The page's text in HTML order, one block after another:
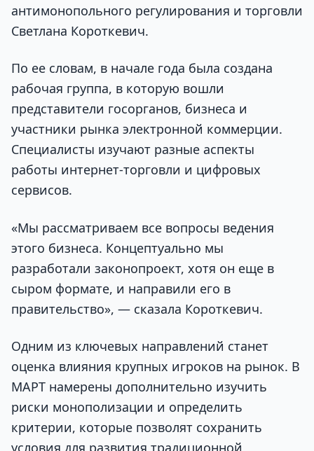
антимонопольного регулирования и торговли
Светлана Короткевич.
По ее словам, в начале года была создана
рабочая группа, в которую вошли
представители госорганов, бизнеса и
участники рынка электронной коммерции.
Специалисты изучают разные аспекты
работы интернет-торговли и цифровых
сервисов.
«Мы рассматриваем все вопросы ведения
этого бизнеса. Концептуально мы
разработали законопроект, хотя он еще в
сыром формате, и направили его в
правительство», — сказала Короткевич.
Одним из ключевых направлений станет
оценка влияния крупных игроков на рынок. В
МАРТ намерены дополнительно изучить
риски монополизации и определить
критерии, которые позволят сохранить
условия для развития традиционной